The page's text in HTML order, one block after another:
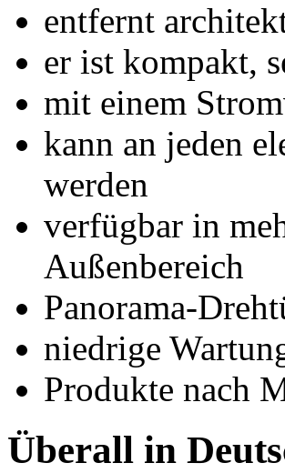
entfernt
er ist kompakt,
mit einem
kann an jeden
werden
verfügbar in
Außenbereich
Panorama-
niedrige
Produkte nach
Überall in